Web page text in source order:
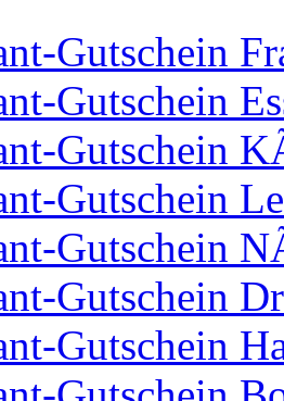
Gutschein
Gutschein
Gutschein
Gutschein
Gutschein
Gutschein
Gutschein